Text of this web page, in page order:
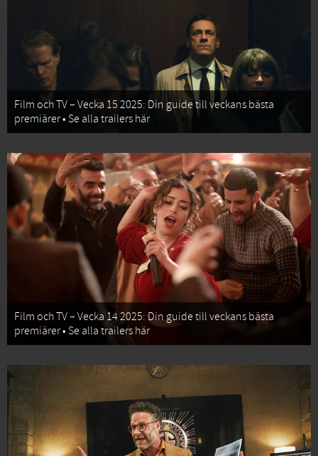
Film och TV – Vecka 15 2025: Din guide till veckans bästa
premiärer • Se alla trailers här
Film och TV – Vecka 14 2025: Din guide till veckans bästa
premiärer • Se alla trailers här